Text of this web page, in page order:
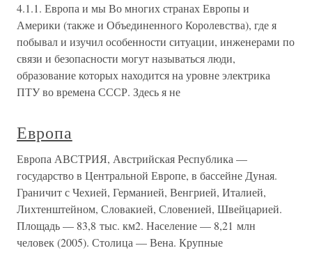
4.1.1. Европа и мы Во многих странах Европы и
Америки (также и Объединенного Королевства), где я
побывал и изучил особенности ситуации, инженерами по
связи и безопасности могут называться люди,
образование которых находится на уровне электрика
ПТУ во времена СССР. Здесь я не
Европа
Европа АВСТРИЯ, Австрийская Республика —
государство в Центральной Европе, в бассейне Дуная.
Граничит с Чехией, Германией, Венгрией, Италией,
Лихтенштейном, Словакией, Словенией, Швейцарией.
Площадь — 83,8 тыс. км2. Население — 8,21 млн
человек (2005). Столица — Вена. Крупные